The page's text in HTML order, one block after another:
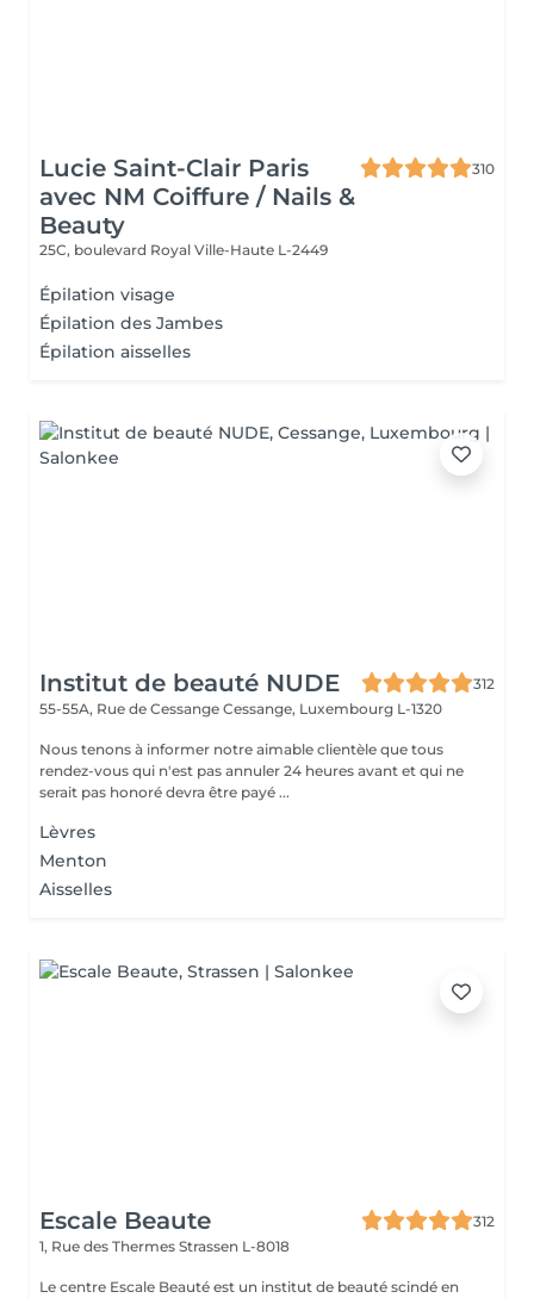
Lucie Saint-Clair Paris
avec NM Coiffure / Nails &
Beauty
310
25C, boulevard Royal Ville-Haute L-2449
Épilation visage
Épilation des Jambes
Épilation aisselles
Institut de beauté NUDE
312
55-55A, Rue de Cessange Cessange, Luxembourg L-1320
Nous tenons à informer notre aimable clientèle que tous
rendez-vous qui n'est pas annuler 24 heures avant et qui ne
serait pas honoré devra être payé ...
Lèvres
Menton
Aisselles
Escale Beaute
312
1, Rue des Thermes Strassen L-8018
Le centre Escale Beauté est un institut de beauté scindé en